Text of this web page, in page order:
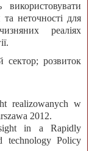
неточності для
реаліях
сектор; розвиток
realizowanych w
2012.
іn a Rapіdly
technology Polіcy